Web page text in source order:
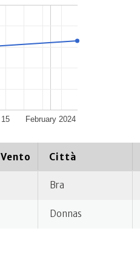
February 2024
15
Vento Città
Bra
Donnas